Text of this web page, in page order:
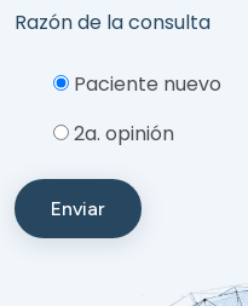
Razón de la consulta
Paciente nuevo
2a. opinión